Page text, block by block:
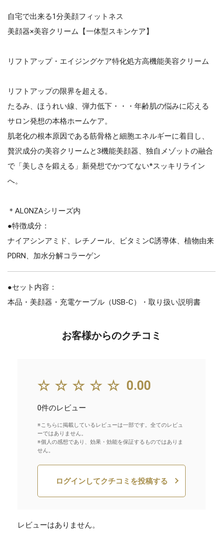
自宅で出来る1分美顔フィットネス
美顔器×美容クリーム【一体型スキンケア】
リフトアップ・エイジングケア特化処方高機能美容クリーム
リフトアップの限界を超える。
たるみ、ほうれい線、弾力低下・・・年齢肌の悩みに応える
サロン発想の本格ホームケア。
肌老化の根本原因である筋骨格と細胞エネルギーに着目し、
贅沢成分の美容クリームと3機能美顔器、独自メゾットの融合
で「美しさを鍛える」新発想でかつてない*スッキリライン
へ。
＊ALONZAシリーズ内
●特徴成分：
ナイアシンアミド、レチノール、ビタミンC誘導体、植物由来
PDRN、加水分解コラーゲン
●セット内容：
本品・美顔器・充電ケーブル（USB-C）・取り扱い説明書
お客様からのクチコミ
☆☆☆☆☆ 0.00
0件のレビュー
※こちらに掲載しているレビューは一部です。全てのレビュ
ーではありません。
※個人の感想であり、効果・効能を保証するものではありま
せん。
ログインしてクチコミを投稿する
レビューはありません。